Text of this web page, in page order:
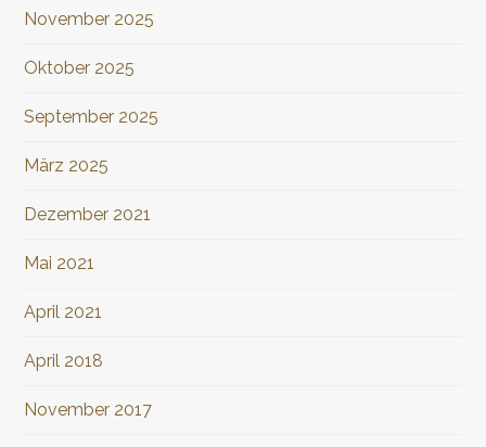
November 2025
Oktober 2025
September 2025
März 2025
Dezember 2021
Mai 2021
April 2021
April 2018
November 2017